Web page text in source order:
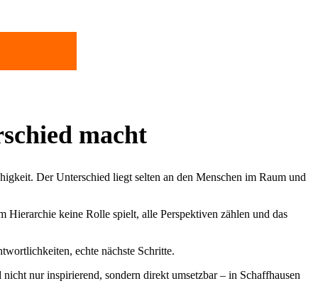
macht
Der Unterschied liegt selten an den Menschen im Raum und
Hierarchie keine Rolle spielt, alle Perspektiven zählen und das
echte nächste Schritte.
nur inspirierend, sondern direkt umsetzbar – in Schaffhausen